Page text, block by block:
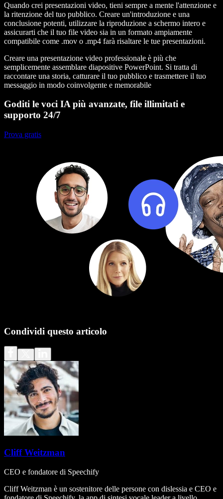
Quando crei presentazioni video, tieni sempre a mente l'attenzione e
la ritenzione del tuo pubblico. Creare un'introduzione e una
conclusione potenti, utilizzare la riproduzione a schermo intero e
assicurarti che il tuo file video sia in un formato ampiamente
compatibile come .mov o .mp4 farà risaltare le tue presentazioni.
Creare una presentazione video professionale è più che
semplicemente assemblare diapositive PowerPoint. Si tratta di
raccontare una storia, catturare il tuo pubblico e trasmettere il tuo
messaggio in modo coinvolgente e memorabile
Goditi le voci IA più avanzate, file illimitati e
supporto 24/7
Prova gratis
Condividi questo articolo
Cliff Weitzman
CEO e fondatore di Speechify
Cliff Weitzman è un sostenitore delle persone con dislessia e CEO e